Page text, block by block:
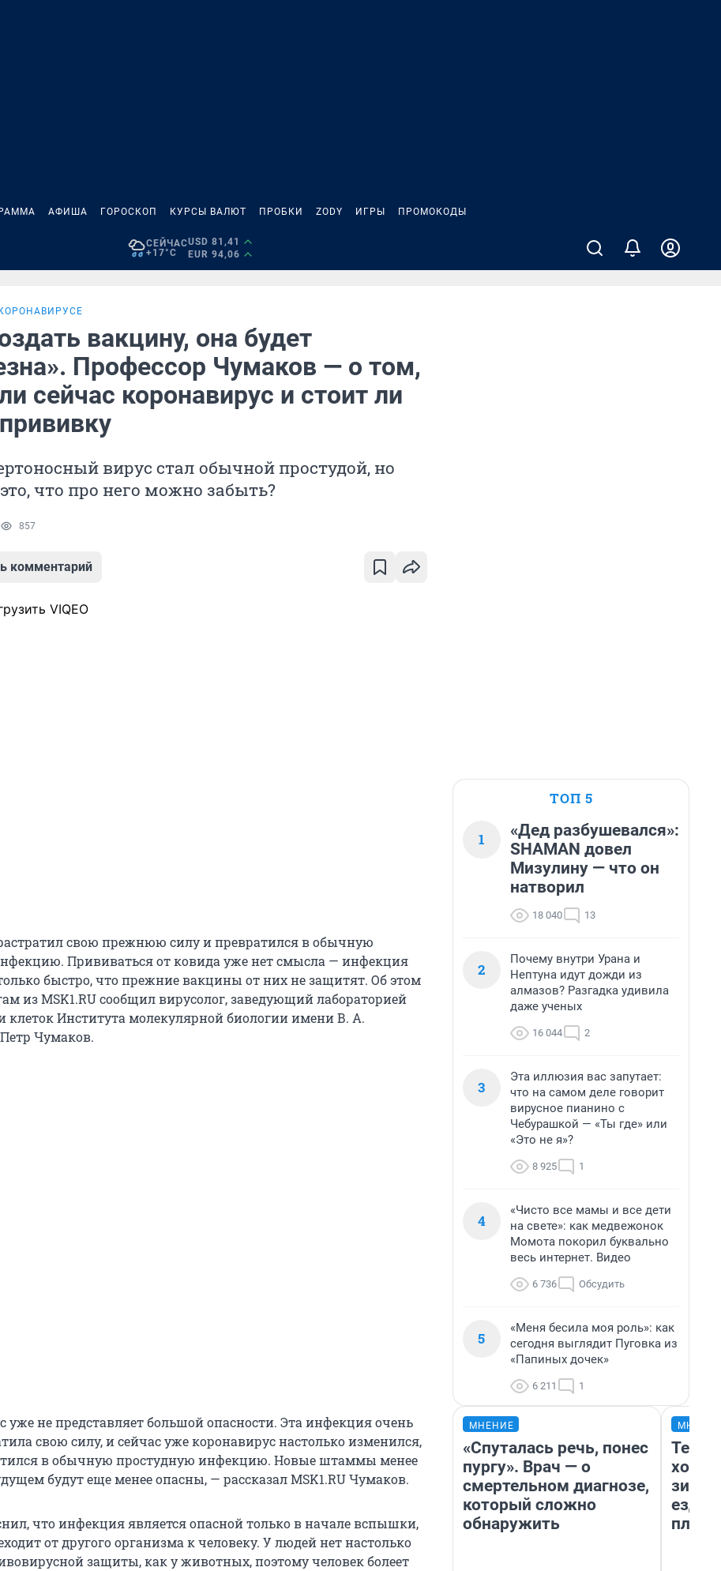
АФИША ГОРОСКОП КУРСЫ ВАЛЮТ ПРОБКИ ZODY ИГРЫ ПРОМОКОДЫ
СЕЙЧАС
+17°C
USD 81,41
EUR 94,06
вакцину, она будет
Профессор Чумаков — о том,
сейчас коронавирус и стоит ли
вирус стал обычной простудой, но
что про него можно забыть?
857
комментарий
VIQEO
свою прежнюю силу и превратился в обычную
Прививаться от ковида уже нет смысла — инфекция
быстро, что прежние вакцины от них не защитят. Об этом
из MSK1.RU сообщил вирусолог, заведующий лабораторией
клеток Института молекулярной биологии имени В. А.
Чумаков.
уже не представляет большой опасности. Эта инфекция очень
свою силу, и сейчас уже коронавирус настолько изменился,
в обычную простудную инфекцию. Новые штаммы менее
будут еще менее опасны, — рассказал MSK1.RU Чумаков.
что инфекция является опасной только в начале вспышки,
от другого организма к человеку. У людей нет настолько
защиты, как у животных, поэтому человек болеет
ТОП 5
1
«Дед разбушевался»:
SHAMAN довел
Мизулину — что он
натворил
18 040 13
2
Почему внутри Урана и
Нептуна идут дожди из
алмазов? Разгадка удивила
даже ученых
16 044 2
3
Эта иллюзия вас запутает:
что на самом деле говорит
вирусное пианино с
Чебурашкой — «Ты где» или
«Это не я»?
8 925 1
4
«Чисто все мамы и все дети
на свете»: как медвежонок
Момота покорил буквально
весь интернет. Видео
6 736 Обсудить
5
«Меня бесила моя роль»: как
сегодня выглядит Пуговка из
«Папиных дочек»
6 211 1
МНЕНИЕ
«Спуталась речь, понес
пургу». Врач — о
смертельном диагнозе,
который сложно
обнаружить
ездит